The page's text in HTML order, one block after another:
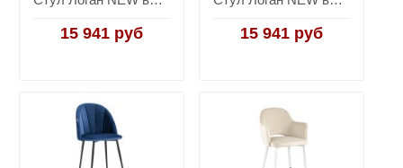
15 941 руб 15 941 руб